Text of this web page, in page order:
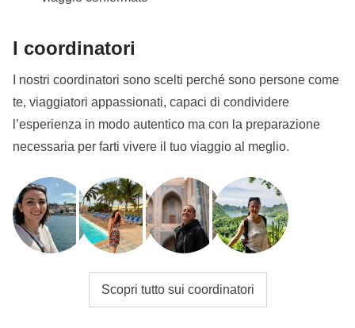
I coordinatori
I nostri coordinatori sono scelti perché sono persone come
te, viaggiatori appassionati, capaci di condividere
l’esperienza in modo autentico ma con la preparazione
necessaria per farti vivere il tuo viaggio al meglio.
Scopri tutto sui coordinatori